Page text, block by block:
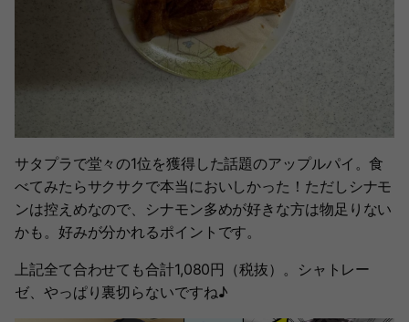
サタプラで堂々の1位を獲得した話題のアップルパイ。食
べてみたらサクサクで本当においしかった！ただしシナモ
ンは控えめなので、シナモン多めが好きな方は物足りない
かも。好みが分かれるポイントです。
上記全て合わせても合計1,080円（税抜）。シャトレー
ゼ、やっぱり裏切らないですね♪